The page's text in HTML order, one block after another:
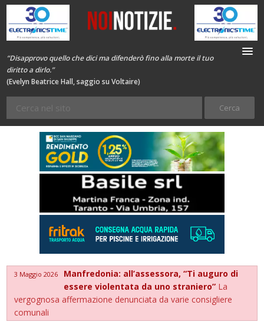
“Disapprovo quello che dici ma difenderò fino alla morte il tuo
diritto a dirlo.”
(Evelyn Beatrice Hall, saggio su Voltaire)
3 Maggio 2026
Manfredonia: all’assessora, “Ti auguro di
essere violentata da uno straniero” La
vergognosa affermazione denunciata da varie consigliere
comunali